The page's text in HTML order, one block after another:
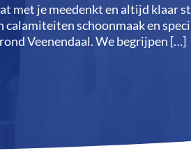
met je meedenkt en altijd klaar
calamiteiten schoonmaak en
Veenendaal.​ We begrijpen […]